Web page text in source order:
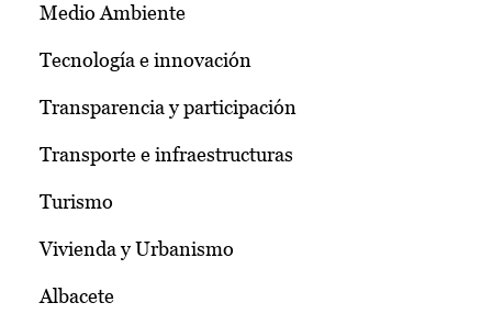
Medio Ambiente
Tecnología e innovación
Transparencia y participación
Transporte e infraestructuras
Turismo
Vivienda y Urbanismo
Albacete